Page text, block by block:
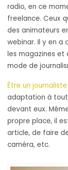
radio, en ce
freelance. Ceux
des animateurs
webinar. Il y en a
les magazines et
mode de
Être un journaliste
adaptation à
devant eux.
propre place, il
article, de faire
caméra, etc.